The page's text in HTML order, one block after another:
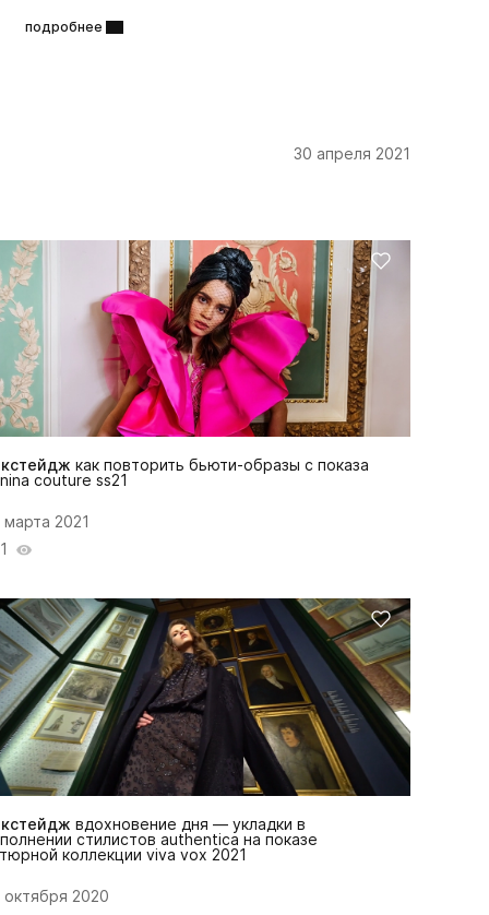
подробнее
30 апреля 2021
как повторить бьюти-образы с показа
couture ss21
марта 2021
вдохновение дня — укладки в
стилистов authentica на показе
коллекции viva vox 2021
октября 2020